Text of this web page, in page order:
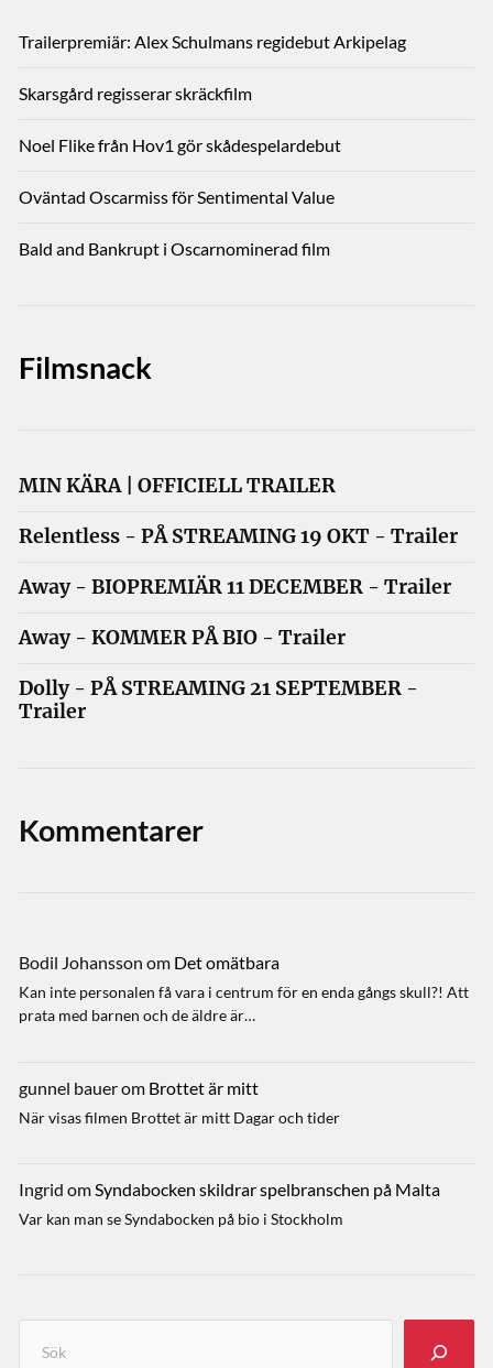
Trailerpremiär: Alex Schulmans regidebut Arkipelag
Skarsgård regisserar skräckfilm
Noel Flike från Hov1 gör skådespelardebut
Oväntad Oscarmiss för Sentimental Value
Bald and Bankrupt i Oscarnominerad film
Filmsnack
MIN KÄRA | OFFICIELL TRAILER
Relentless - PÅ STREAMING 19 OKT - Trailer
Away - BIOPREMIÄR 11 DECEMBER - Trailer
Away - KOMMER PÅ BIO - Trailer
Dolly - PÅ STREAMING 21 SEPTEMBER -
Trailer
Kommentarer
Bodil Johansson om Det omätbara
Kan inte personalen få vara i centrum för en enda gångs skull?! Att
prata med barnen och de äldre är…
gunnel bauerom Brottet är mitt
När visas filmen Brottet är mitt Dagar och tider
Ingrid omSyndabocken skildrar spelbranschen på Malta
Var kan man se Syndabocken på bio i Stockholm